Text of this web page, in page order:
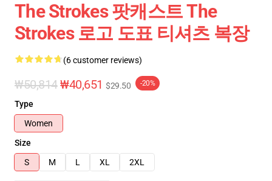
The Strokes 팟캐스트 The
Strokes 로고 도표 티셔츠 복장
(6 customer reviews)
₩50,814₩40,651 $29.50 -20%
Type
Women
Size
S
M L XL 2XL